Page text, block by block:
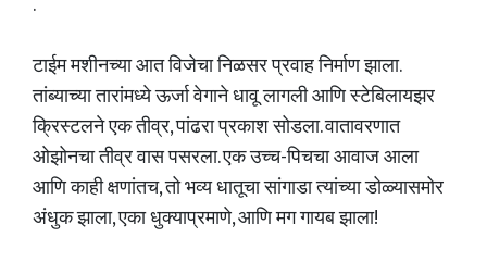
टाईम मशीनच्या आत विजेचा निळसर प्रवाह निर्माण झाला.
तांब्याच्या तारांमध्ये ऊर्जा वेगाने धावू लागली आणि स्टेबिलायझर
क्रिस्टलने एक तीव्र, पांढरा प्रकाश सोडला. वातावरणात
ओझोनचा तीव्र वास पसरला. एक उच्च-पिचचा आवाज आला
आणि काही क्षणांतच, तो भव्य धातूचा सांगाडा त्यांच्या डोळ्यासमोर
अंधुक झाला, एका धुक्याप्रमाणे, आणि मग गायब झाला!